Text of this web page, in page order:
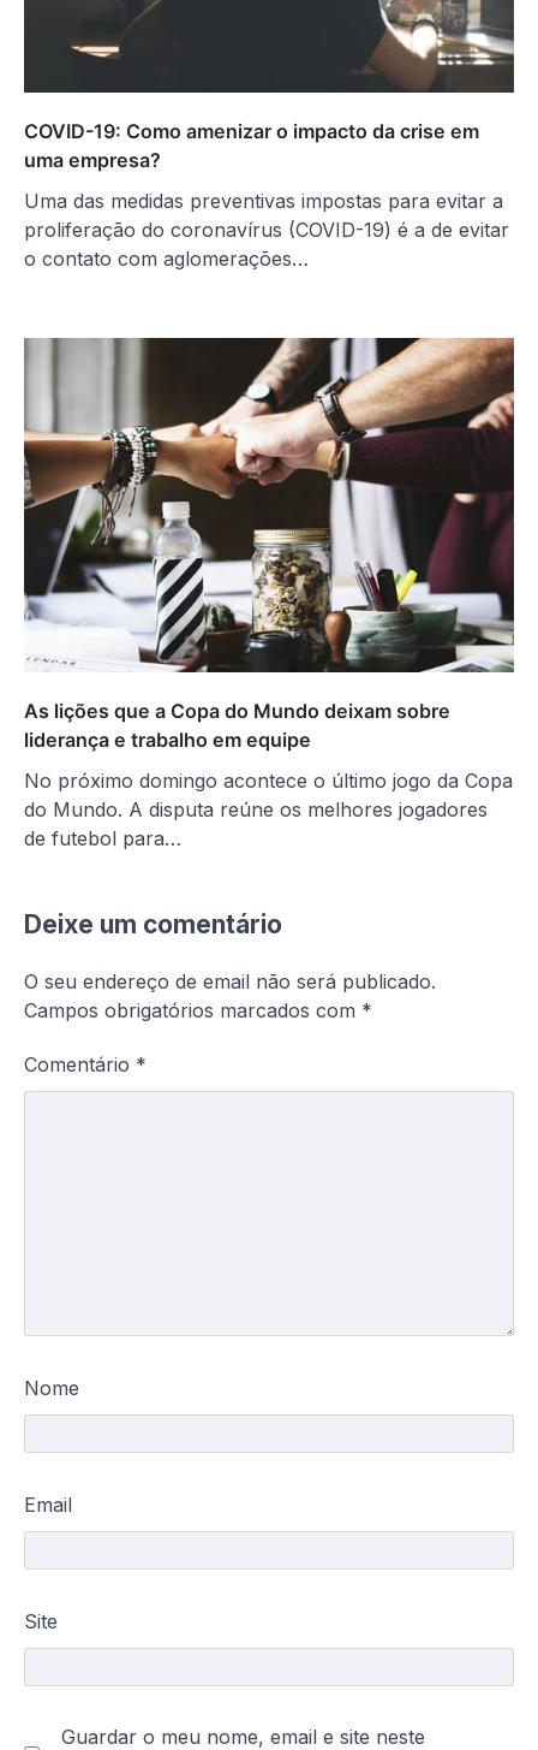
COVID-19: Como amenizar o impacto da crise em
uma empresa?
Uma das medidas preventivas impostas para evitar a
proliferação do coronavírus (COVID-19) é a de evitar
o contato com aglomerações…
As lições que a Copa do Mundo deixam sobre
liderança e trabalho em equipe
No próximo domingo acontece o último jogo da Copa
do Mundo. A disputa reúne os melhores jogadores
de futebol para…
Deixe um comentário
O seu endereço de email não será publicado.
Campos obrigatórios marcados com *
Comentário *
Nome
Email
Site
Guardar o meu nome, email e site neste